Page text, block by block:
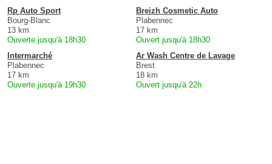
Rp Auto Sport
Bourg-Blanc
13 km
Ouverte jusqu'à 18h30
Breizh Cosmetic Auto
Plabennec
17 km
Ouvert jusqu'à 18h30
Intermarché
Plabennec
17 km
Ouverte jusqu'à 19h30
Ar Wash Centre de Lavage
Brest
18 km
Ouvert jusqu'à 22h